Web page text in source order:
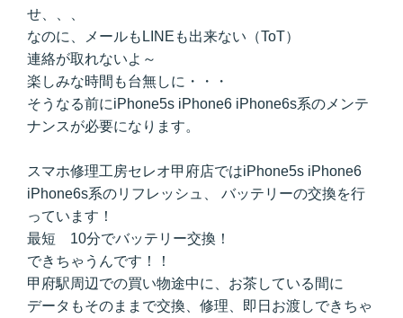
せ、、、
なのに、メールもLINEも出来ない（ToT）
連絡が取れないよ～
楽しみな時間も台無しに・・・
そうなる前にiPhone5s iPhone6 iPhone6s系のメンテ
ナンスが必要になります。
スマホ修理工房セレオ甲府店ではiPhone5s iPhone6
iPhone6s系のリフレッシュ、 バッテリーの交換を行
っています！
最短 10分でバッテリー交換！
できちゃうんです！！
甲府駅周辺での買い物途中に、お茶している間に
データもそのままで交換、修理、即日お渡しできちゃ